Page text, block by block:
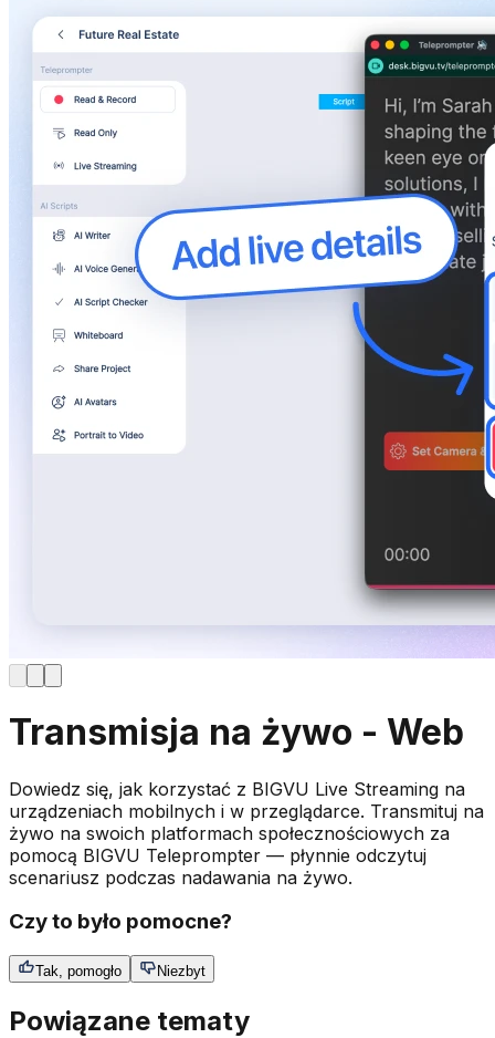
Transmisja na żywo - Web
Dowiedz się, jak korzystać z BIGVU Live Streaming na
urządzeniach mobilnych i w przeglądarce. Transmituj na
żywo na swoich platformach społecznościowych za
pomocą BIGVU Teleprompter — płynnie odczytuj
scenariusz podczas nadawania na żywo.
Czy to było pomocne?
Tak, pomogło Niezbyt
Powiązane tematy